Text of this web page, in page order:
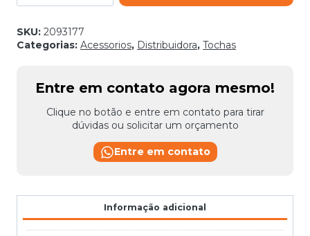
TOCHA
250
quantidade
SKU: 2093177
Categorias: Acessorios, Distribuidora, Tochas
Entre em contato agora mesmo!
Clique no botão e entre em contato para tirar
dúvidas ou solicitar um orçamento
Entre em contato
Informação adicional